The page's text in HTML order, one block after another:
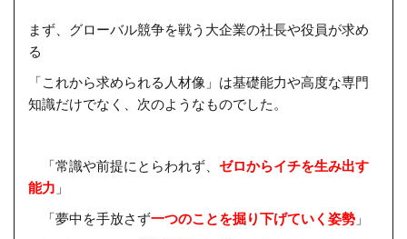
まず、グローバル競争を戦う大企業の社長や役員が求め
る
「これから求められる人材像」は基礎能力や高度な専門
知識だけでなく、次のようなものでした。
「常識や前提にとらわれず、 ゼロからイチを生み出す
能力 」
「夢中を手放さず一つのことを掘り下げていく姿勢 」